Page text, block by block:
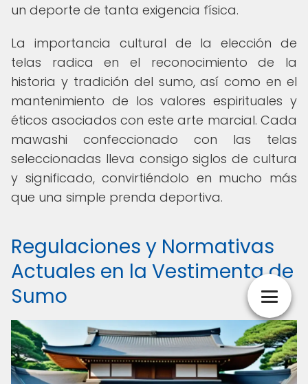
un deporte de tanta exigencia física.
La importancia cultural de la elección de
telas radica en el reconocimiento de la
historia y tradición del sumo, así como en el
mantenimiento de los valores espirituales y
éticos asociados con este arte marcial. Cada
mawashi confeccionado con las telas
seleccionadas lleva consigo siglos de cultura
y significado, convirtiéndolo en mucho más
que una simple prenda deportiva.
Regulaciones y Normativas
Actuales en la Vestimenta de
Sumo